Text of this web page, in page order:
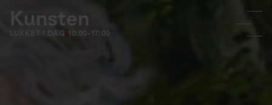
Kunsten
LUKKET I DAG 10:00-17:00